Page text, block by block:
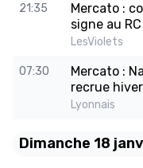
21:35
Mercato :
signe au
LesViolets
07:30
Mercato :
recrue
Lyonnais
Dimanche 18